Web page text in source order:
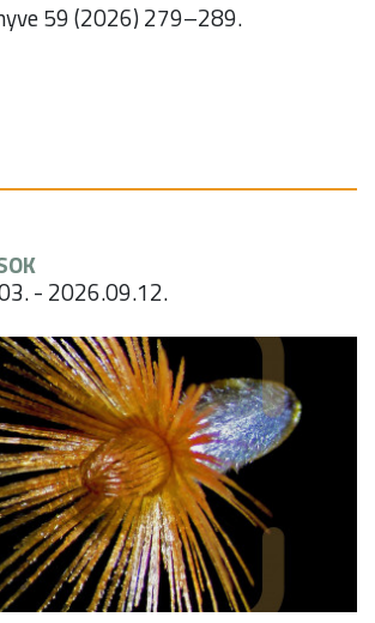
59 (2026) 279–289.
- 2026.09.12.